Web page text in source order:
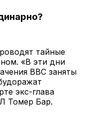
тайные
«В эти дни
ВВС заняты
экс-глава
Томер Бар.